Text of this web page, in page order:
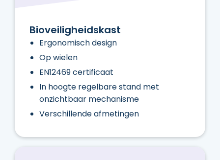
Bioveiligheidskast
Ergonomisch design
Op wielen
EN12469 certificaat
In hoogte regelbare stand met
onzichtbaar mechanisme
Verschillende afmetingen